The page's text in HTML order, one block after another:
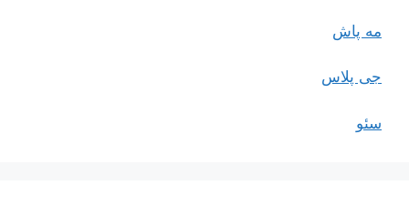
مه پاش
جی پلاس
سئو